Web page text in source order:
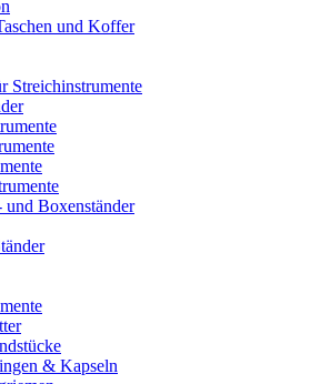
und Koffer
Streichinstrumente
Boxenständer
& Kapseln